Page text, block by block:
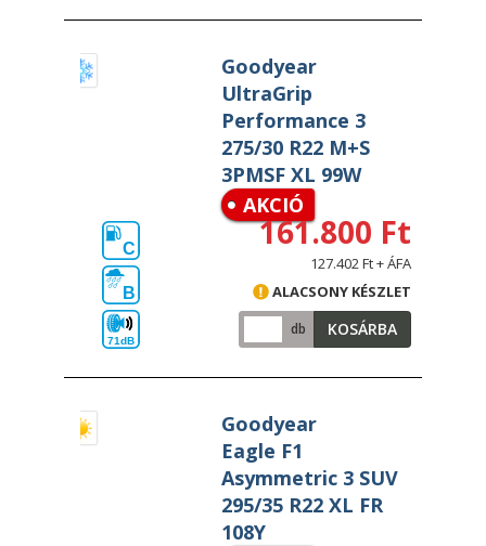
Goodyear
UltraGrip
Performance 3
275/30 R22 M+S
3PMSF XL 99W
AKCIÓ
C
B
71dB
161.800 Ft
127.402 Ft + ÁFA
ALACSONY KÉSZLET
db KOSÁRBA
Goodyear
Eagle F1
Asymmetric 3 SUV
295/35 R22 XL FR
108Y